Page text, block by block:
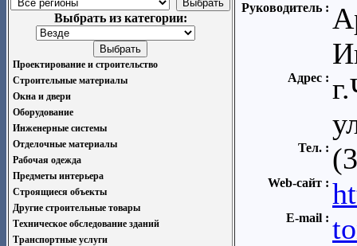
Выбрать из категории:
Проектирование и строительство
Строительные материалы
Окна и двери
Оборудование
Инженерные системы
Отделочные материалы
Рабочая одежда
Предметы интерьера
Строящиеся объекты
Другие строительные товары
Техническое обследование зданий
Транспортные услуги
Руководитель :
Адрес :
Тел. :
Web-сайт :
E-mail :